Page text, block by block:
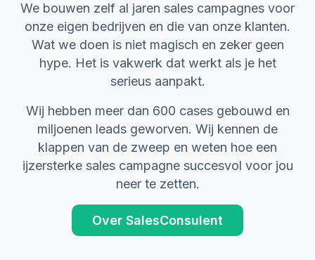
We bouwen zelf al jaren sales campagnes voor
onze eigen bedrijven en die van onze klanten.
Wat we doen is niet magisch en zeker geen
hype. Het is vakwerk dat werkt als je het
serieus aanpakt.
Wij hebben meer dan 600 cases gebouwd en
miljoenen leads geworven. Wij kennen de
klappen van de zweep en weten hoe een
ijzersterke sales campagne succesvol voor jou
neer te zetten.
Over SalesConsulent